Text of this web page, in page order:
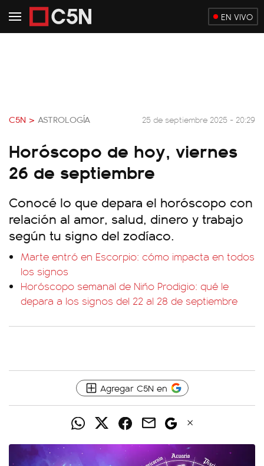
EN VIVO
C5N > ASTROLOGÍA 25 de septiembre 2025 - 20:29
Horóscopo de hoy, viernes
26 de septiembre
Conocé lo que depara el horóscopo con
relación al amor, salud, dinero y trabajo
según tu signo del zodíaco.
Marte entró en Escorpio: cómo impacta en todos
los signos
Horóscopo semanal de Niño Prodigio: qué le
depara a los signos del 22 al 28 de septiembre
Agregar C5N en